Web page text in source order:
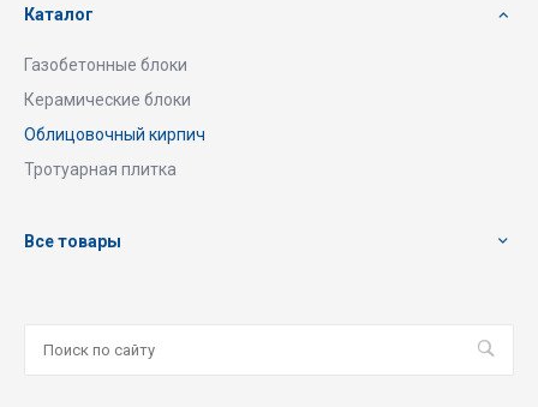
Каталог
Газобетонные блоки
Керамические блоки
Облицовочный кирпич
Тротуарная плитка
Все товары